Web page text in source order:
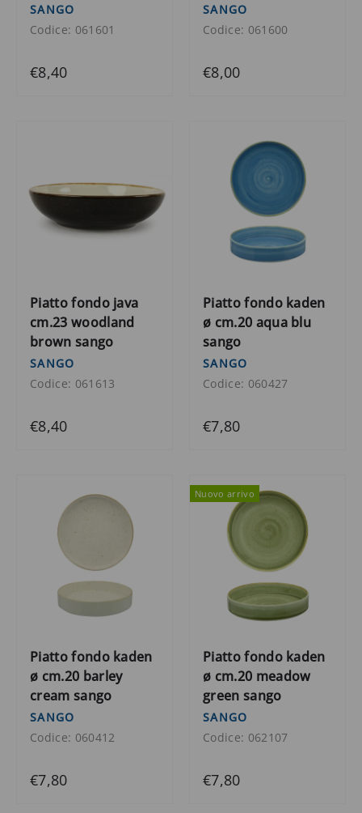
SANGO
Codice: 061601
€8,40
SANGO
Codice: 061600
€8,00
Piatto fondo java
cm.23 woodland
brown sango
SANGO
Codice: 061613
€8,40
Piatto fondo kaden
ø cm.20 aqua blu
sango
SANGO
Codice: 060427
€7,80
Piatto fondo kaden
ø cm.20 barley
cream sango
SANGO
Codice: 060412
€7,80
Nuovo arrivo
Piatto fondo kaden
ø cm.20 meadow
green sango
SANGO
Codice: 062107
€7,80